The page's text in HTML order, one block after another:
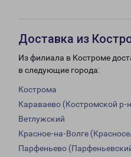
Доставка из
Из филиала в Костроме
в следующие города:
Кострома
Караваево (Костромской р-
Ветлужский
Красное-на-Волге
Парфеньево